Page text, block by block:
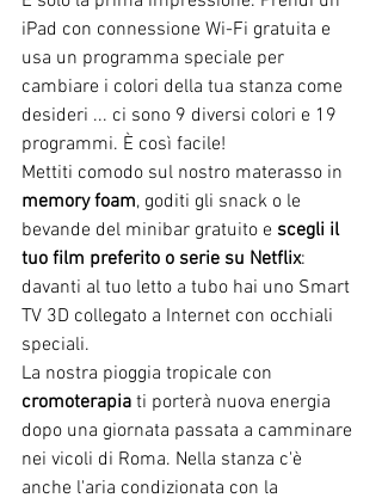
iPad con connessione Wi-Fi gratuita e
usa un programma speciale per
cambiare i colori della tua stanza come
desideri ... ci sono 9 diversi colori e 19
programmi. È così facile!
Mettiti comodo sul nostro materasso in
memory foam, goditi gli snack o le
bevande del minibar gratuito e scegli il
tuo film preferito o serie su Netflix:
davanti al tuo letto a tubo hai uno Smart
TV 3D collegato a Internet con occhiali
speciali.
La nostra pioggia tropicale con
cromoterapia ti porterà nuova energia
dopo una giornata passata a camminare
nei vicoli di Roma. Nella stanza c'è
anche l'aria condizionata con la